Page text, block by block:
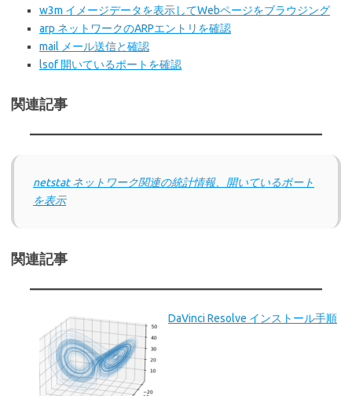
w3m イメージデータを表示してWebページをブラウジング
arp ネットワークのARPエントリを確認
mail メール送信と確認
lsof 開いているポートを確認
関連記事
netstat ネットワーク関連の統計情報、開いているポート
を表示
関連記事
DaVinci Resolve インストール手順